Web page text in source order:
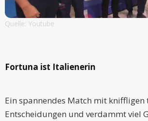
Quelle: Youtube
Fortuna ist Italienerin
Ein spannendes Match mit kniffligen
Entscheidungen und verdammt viel